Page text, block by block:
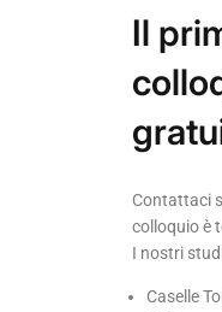
Il
Contattaci
colloquio è
I nostri
Caselle